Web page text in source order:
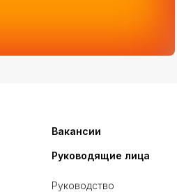
Вакансии
Руководящие лица
Руководство